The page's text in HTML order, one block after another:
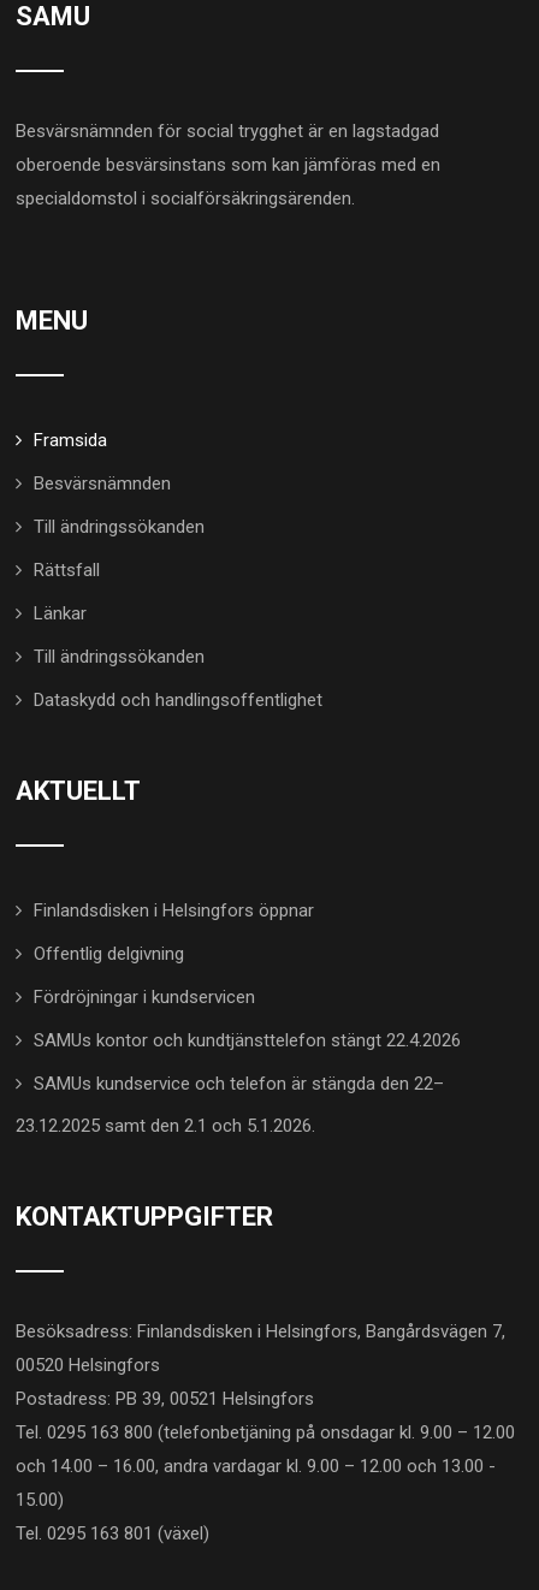
SAMU
Besvärsnämnden för social trygghet är en lagstadgad
oberoende besvärsinstans som kan jämföras med en
specialdomstol i socialförsäkringsärenden.
MENU
Framsida
Besvärsnämnden
Till ändringssökanden
Rättsfall
Länkar
Till ändringssökanden
Dataskydd och handlingsoffentlighet
AKTUELLT
Finlandsdisken i Helsingfors öppnar
Offentlig delgivning
Fördröjningar i kundservicen
SAMUs kontor och kundtjänsttelefon stängt 22.4.2026
SAMUs kundservice och telefon är stängda den 22–
23.12.2025 samt den 2.1 och 5.1.2026.
KONTAKTUPPGIFTER
Besöksadress: Finlandsdisken i Helsingfors, Bangårdsvägen 7,
00520 Helsingfors
Postadress: PB 39, 00521 Helsingfors
Tel. 0295 163 800 (telefonbetjäning på onsdagar kl. 9.00 – 12.00
och 14.00 – 16.00, andra vardagar kl. 9.00 – 12.00 och 13.00 -
15.00)
Tel. 0295 163 801 (växel)